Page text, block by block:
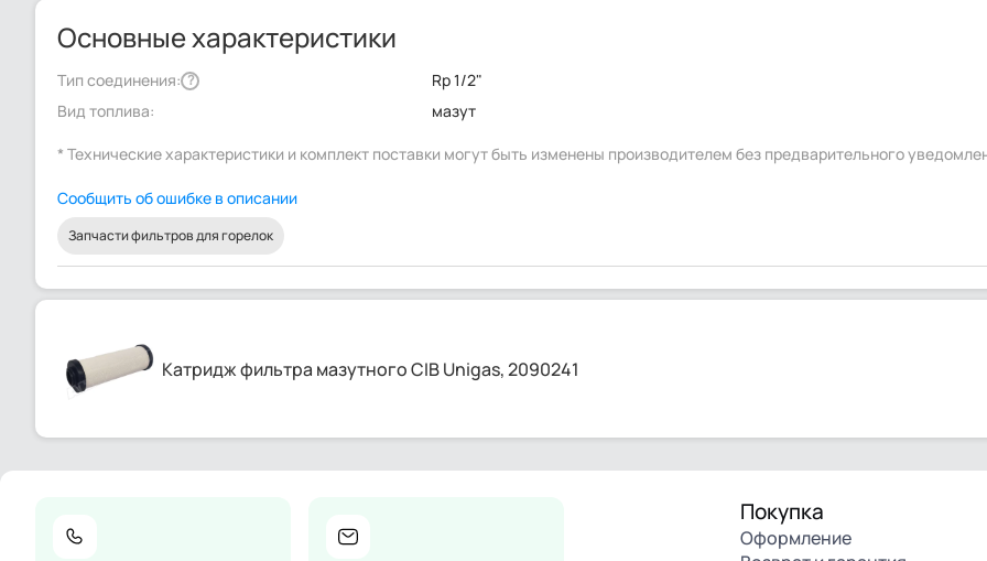
Основные характеристики
Тип соединения: ?
Rp 1/2"
Вид топлива:
мазут
* Технические характеристики и комплект поставки могут быть изменены производителем без предварительного
Сообщить об ошибке в описании
Запчасти фильтров для горелок
Катридж фильтра мазутного CIB Unigas, 2090241
Покупка
Оформление